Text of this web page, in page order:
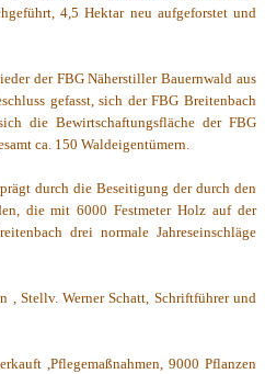
4,5 Hektar neu aufgeforstet und
der FBG Näherstiller Bauernwald aus
gefasst, sich der FBG Breitenbach
die Bewirtschaftungsfläche der FBG
ca. 150 Waldeigentümern.
durch die Beseitigung der durch den
die mit 6000 Festmeter Holz auf der
drei normale Jahreseinschläge
Stellv. Werner Schatt, Schriftführer und
,Pflegemaßnahmen, 9000 Pflanzen